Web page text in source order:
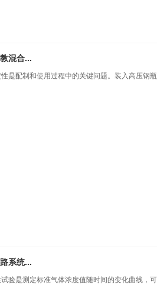
混合...
是配制和使用过程中的关键问题。装入高压钢
系统...
验是测定标准气体浓度值随时间的变化曲线，